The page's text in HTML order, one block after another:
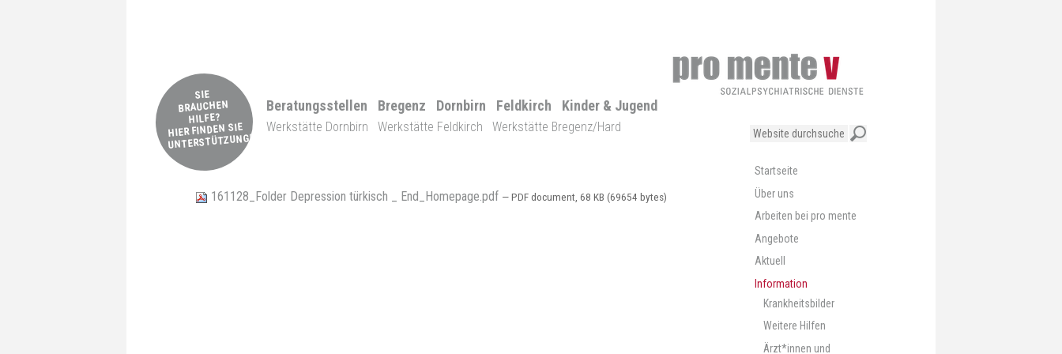
SIE
BRAUCHEN
HILFE?
HIER FINDEN SIE
UNTERSTÜTZUNG!
Beratungsstellen Bregenz Dornbirn Feldkirch Kinder & Jugend
Werkstätte Dornbirn Werkstätte Feldkirch Werkstätte Bregenz/Hard
Website
161128_Folder Depression türkisch _ End_Homepage.pdf — PDF document, 68 KB (69654 bytes)
Navigation
Startseite
Über uns
Arbeiten bei pro mente
Angebote
Aktuell
Information
Krankheitsbilder
Weitere Hilfen
Ärzt*innen und